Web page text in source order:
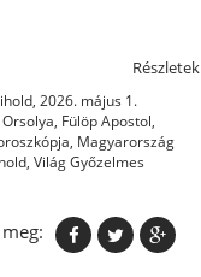
Részletek
, 2026. május 1.
, Fülöp Apostol,
, Magyarország
, Világ Győzelmes